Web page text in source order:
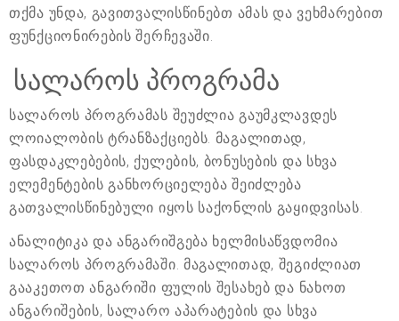
თქმა უნდა, გავითვალისწინებთ ამას და ვეხმარებით
ფუნქციონირების შერჩევაში.
სალაროს პროგრამა
სალაროს პროგრამას შეუძლია გაუმკლავდეს
ლოიალობის ტრანზაქციებს. მაგალითად,
ფასდაკლებების, ქულების, ბონუსების და სხვა
ელემენტების განხორციელება შეიძლება
გათვალისწინებული იყოს საქონლის გაყიდვისას.
ანალიტიკა და ანგარიშგება ხელმისაწვდომია
სალაროს პროგრამაში. მაგალითად, შეგიძლიათ
გააკეთოთ ანგარიში ფულის შესახებ და ნახოთ
ანგარიშების, სალარო აპარატების და სხვა